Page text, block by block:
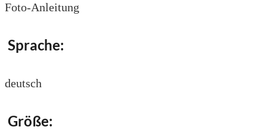
Foto-Anleitung
Sprache:
deutsch
Größe: